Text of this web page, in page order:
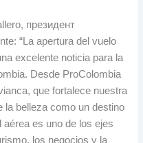
, президент
:“La apertura del vuelo
excelente noticia para la
. Desde ProColombia
,que fortalece nuestra
la belleza como un destino
aérea es uno de los ejes
, los negocios y la